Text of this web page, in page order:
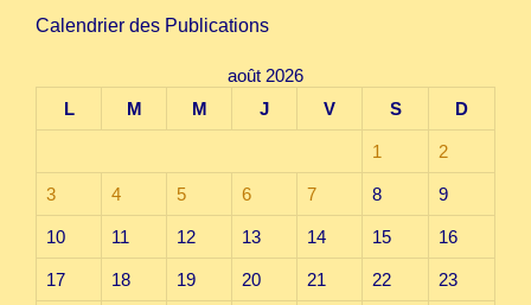
Calendrier des Publications
août 2026
L
M M J V S D
1 2
3 4 5 6 7 8 9
10 11 12 13 14 15 16
17 18 19 20 21 22 23